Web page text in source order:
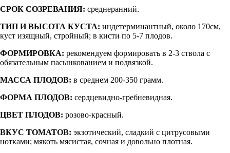
СРОК СОЗРЕВАНИЯ: среднеранний.
ТИП И ВЫСОТА КУСТА: индетерминантный, около 170см,
куст изящный, стройный; в кисти по 5-7 плодов.
ФОРМИРОВКА: рекомендуем формировать в 2-3 ствола с
обязательным пасынкованием и подвязкой.
МАССА ПЛОДОВ: в среднем 200-350 грамм.
ФОРМА ПЛОДОВ: сердцевидно-гребневидная.
ЦВЕТ ПЛОДОВ: розово-красный.
ВКУС ТОМАТОВ: экзотический, сладкий с цитрусовыми
нотками; мякоть мясистая, сочная и довольно плотная.